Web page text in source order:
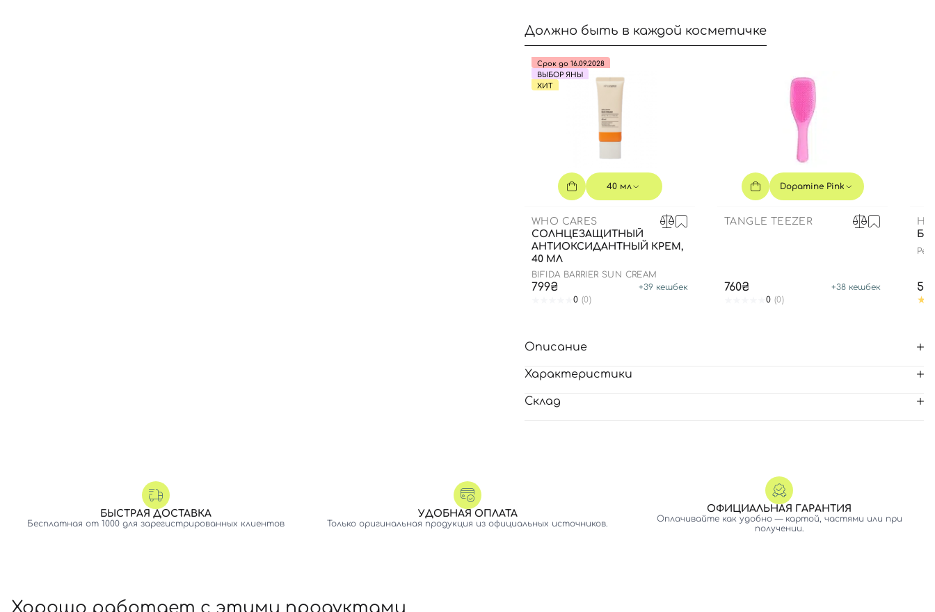
Должно быть в каждой косметичке
Срок до 16.09.2028
ВЫБОР ЯНЫ
ХИТ
40 мл
WHO CARES
СОЛНЦЕЗАЩИТНЫЙ
АНТИОКСИДАНТНЫЙ КРЕМ,
40 МЛ
BIFIDA BARRIER SUN CREAM
799₴ +39 кешбек
0 (0)
Dopamine Pink
TANGLE TEEZER
760₴ +38 кешбек
0 (0)
Описание
Характеристики
Склад
БЫСТРАЯ ДОСТАВКА
Бесплатная от 1000 для зарегистрированных клиентов
УДОБНАЯ ОПЛАТА
Только оригинальная продукция из официальных источников.
ОФИЦИАЛЬНАЯ ГАРАНТИЯ
Оплачивайте как удобно — картой, частями или при
получении.
Хорошо работает с этими продуктами